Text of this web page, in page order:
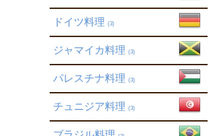
ドイツ料理 (3)
ジャマイカ料理 (3)
パレスチナ料理 (3)
チュニジア料理 (3)